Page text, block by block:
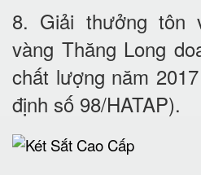
8. Giải thưởng tôn
vàng Thăng Long
chất lượng năm
định số 98/HATAP).